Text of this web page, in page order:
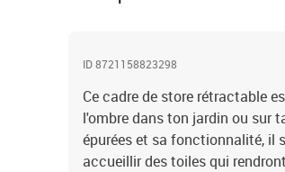
ID 8721158823298
Ce cadre de store rétractable
l'ombre dans ton jardin ou sur
épurées et sa fonctionnalité, il
accueillir des toiles qui